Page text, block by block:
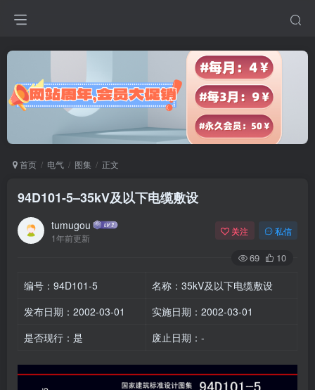
首页 电气 图集 正文
94D101-5–35kV及以下电缆敷设
tumugou
1年前更新
关注 私信
69 10
编号：94D101-5
名称：35kV及以下电缆敷设
发布日期：2002-03-01
实施日期：2002-03-01
是否现行：是
废止日期：-